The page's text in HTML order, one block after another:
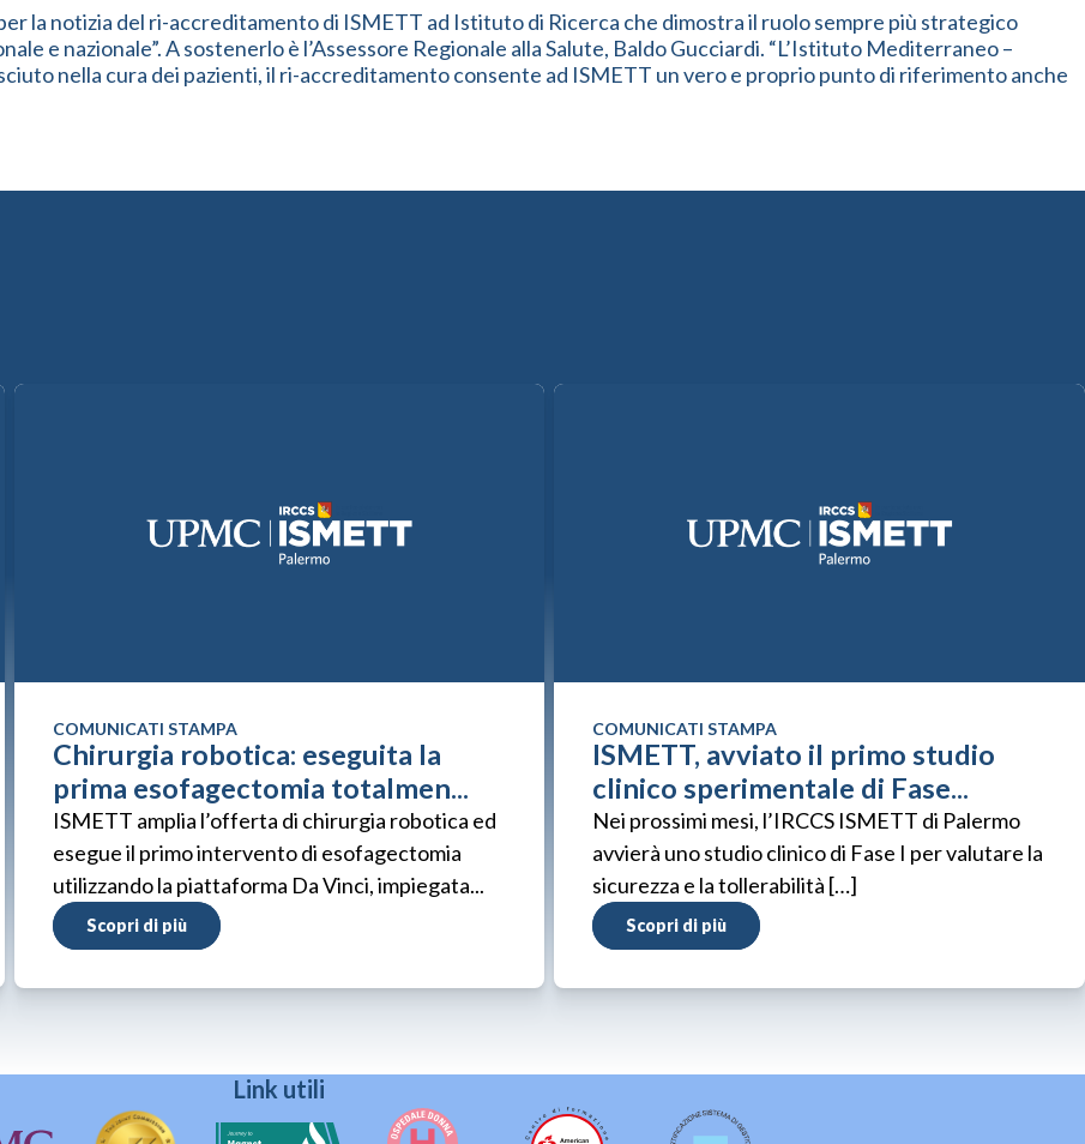
la notizia del ri-accreditamento di ISMETT ad Istituto di Ricerca che dimostra il ruolo sempre più strategico
e nazionale”. A sostenerlo è l’Assessore Regionale alla Salute, Baldo Gucciardi. “L’Istituto Mediterraneo –
nella cura dei pazienti, il ri-accreditamento consente ad ISMETT un vero e proprio punto di riferimento anche
COMUNICATI STAMPA
Chirurgia robotica: eseguita la
prima esofagectomia totalmen...
ISMETT amplia l’offerta di chirurgia robotica ed
esegue il primo intervento di esofagectomia
utilizzando la piattaforma Da Vinci, impiegata...
Scopri di più
COMUNICATI STAMPA
ISMETT, avviato il primo studio
clinico sperimentale di Fase...
Nei prossimi mesi, l’IRCCS ISMETT di Palermo
avvierà uno studio clinico di Fase I per valutare la
sicurezza e la tollerabilità […]
Scopri di più
Link utili